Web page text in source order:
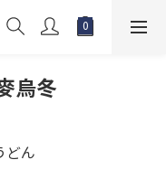
烏冬
どん